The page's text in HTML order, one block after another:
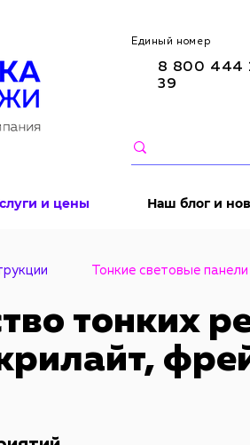
Единый номер
8 800 444
39
и цены Наш блог и
Тонкие световые панели
тонких